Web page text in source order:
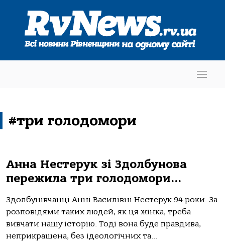
#три голодомори
Анна Нестерук зі Здолбунова
пережила три голодомори…
Здолбунівчанці Анні Василівні Нестерук 94 роки. За
розповідями таких людей, як ця жінка, треба
вивчати нашу історію. Тоді вона буде правдива,
неприкрашена, без ідеологічних та...